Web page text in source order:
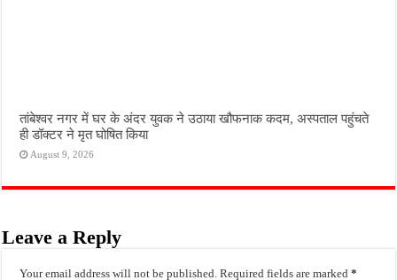
तांबेश्वर नगर में घर के अंदर युवक ने उठाया खौफनाक कदम, अस्पताल पहुंचते
ही डॉक्टर ने मृत घोषित किया
August 9, 2026
Leave a Reply
Your email address will not be published. Required fields are marked*